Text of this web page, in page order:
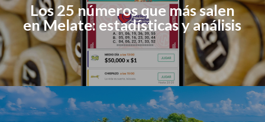
Los 25 números que más salen
en Melate: estadísticas y análisis